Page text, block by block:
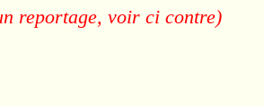
reportage, voir ci contre)